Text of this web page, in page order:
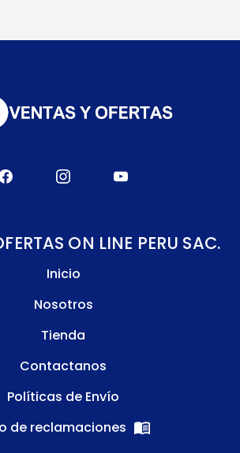
ON LINE PERU SAC.
Inicio
Nosotros
Tienda
Contactanos
Políticas de Envío
de reclamaciones